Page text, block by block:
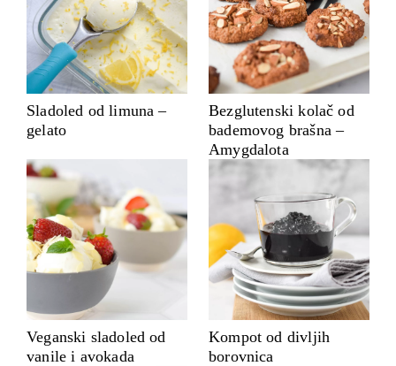
Sladoled od limuna –
gelato
Bezglutenski kolač od
bademovog brašna –
Amygdalota
Veganski sladoled od
vanile i avokada
Kompot od divljih
borovnica